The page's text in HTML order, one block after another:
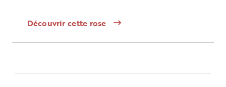
Découvrir cette rose